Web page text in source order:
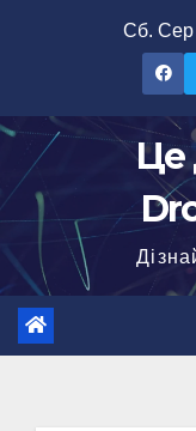
Сб. Сер
Це